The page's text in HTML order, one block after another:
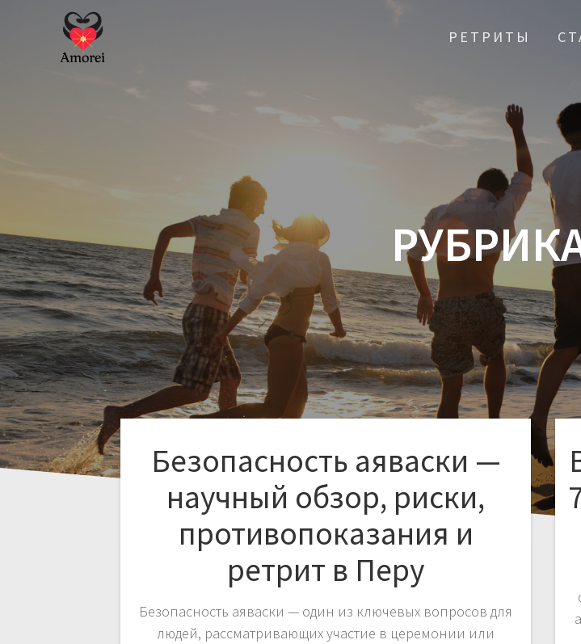
РЕТРИТЫ
Безопасность аяваски —
научный обзор, риски,
противопоказания и
ретрит в Перу
Безопасность аяваски — один из ключевых вопросов для
людей, рассматривающих участие в церемонии или